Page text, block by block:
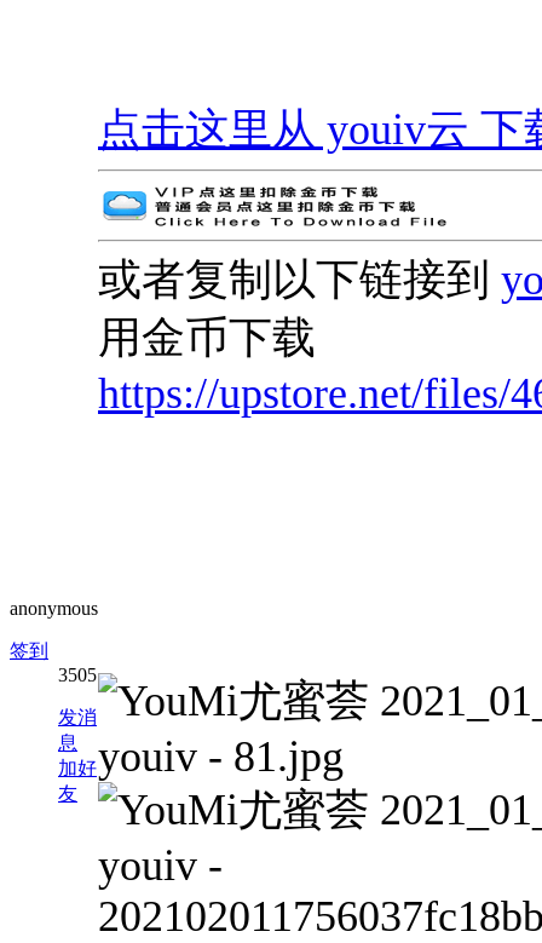
anonymous
签到
3505
发消
息
加好
友
点击这里从 youiv云 下
或者复制以下链接到
用金币下载
https://upstore.net/files/